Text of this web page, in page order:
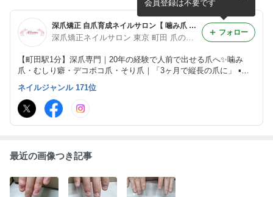
深爪矯正 自爪育成ネイルサロン【 噛み爪 そり爪 デコボコ爪 むしり癖】 東京・町田 ｜小田急線 横浜線 ネイルサロンアリューム
深爪矯正ネイルサロン 東京 町田 爪の長さだし 噛み爪、反り爪、爪の凸凹 ネイルサロンアリューム
【町田駅1分】深爪専門｜20年の経験で人前で出せる爪へ✨️噛み
爪・むしり癖・デコボコ爪・そり爪｜「3ヶ月で縦長の爪に」 ▪️ハ
青山通り→下北沢→町田
会員登録は不要です
フォロー
ネイルジャンル 171位
最近の画像つき記事